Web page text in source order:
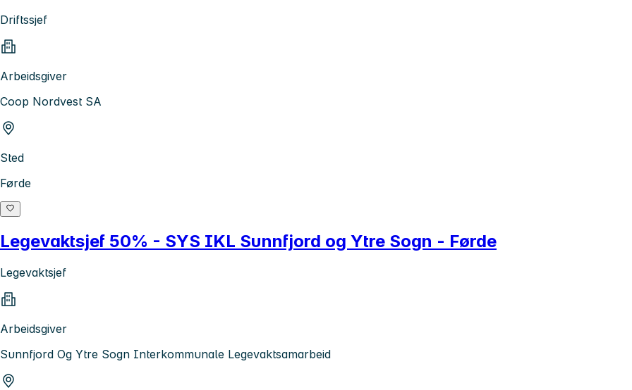
Driftssjef
Arbeidsgiver
Coop Nordvest SA
Sted
Førde
Legevaktsjef 50% - SYS IKL Sunnfjord og Ytre Sogn - Førde
Legevaktsjef
Arbeidsgiver
Sunnfjord Og Ytre Sogn Interkommunale Legevaktsamarbeid